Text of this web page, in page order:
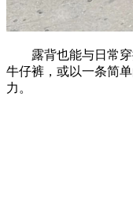
露背也能与日常穿
牛仔裤，或以一条简
力。